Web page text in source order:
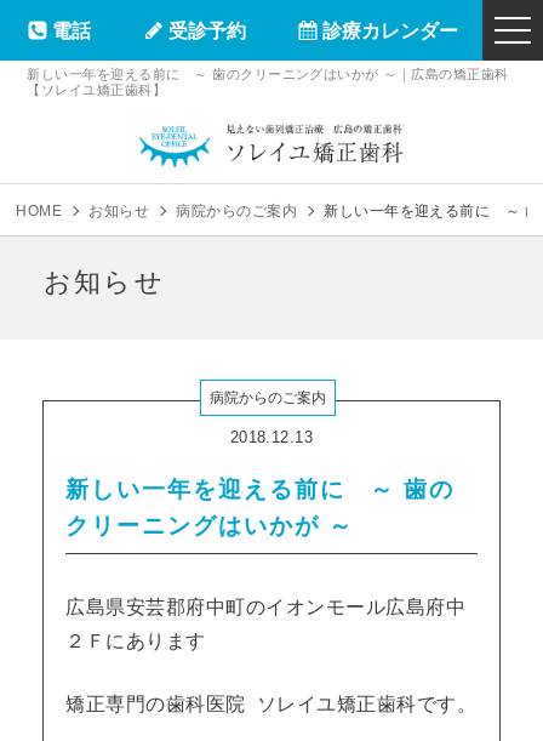
新しい一年を迎える前に ～ 歯のクリーニングはいかが ～｜広島の矯正歯科
【ソレイユ矯正歯科】
ソレイユ矯正
電話 受診予約 診療カレンダー
HOME お知らせ 病院からのご案内 新しい一年を迎える前に ～ 歯
お知らせ
2018.12.13
病院からのご案内
新しい一年を迎える前に ～ 歯の
クリーニングはいかが ～
広島県安芸郡府中町のイオンモール広島府中
２Ｆにあります
矯正専門の歯科医院 ソレイユ矯正歯科です。